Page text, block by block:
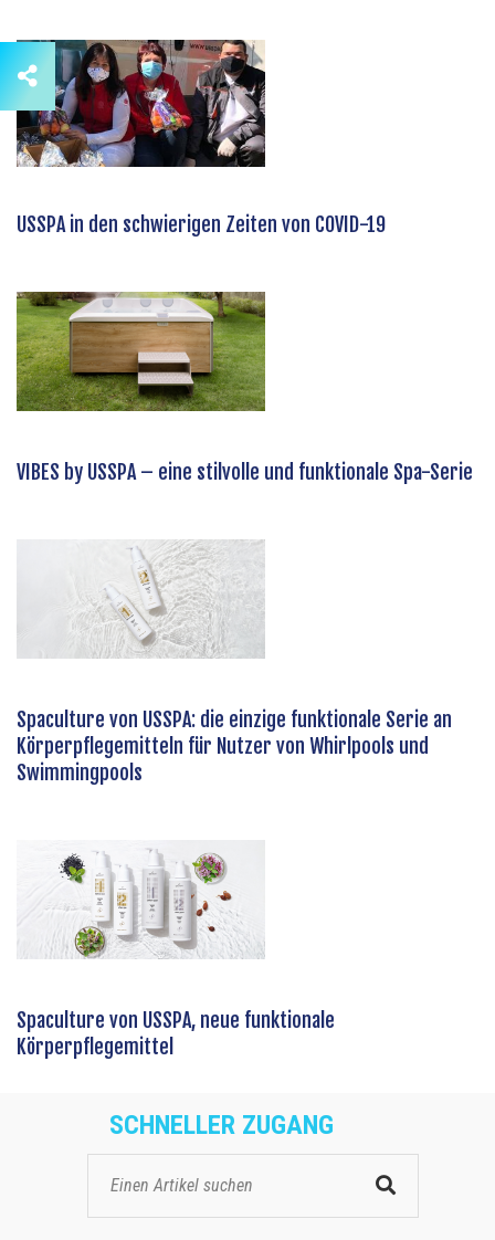
USSPA in den schwierigen Zeiten von COVID-19
VIBES by USSPA – eine stilvolle und funktionale Spa-Serie
Spaculture von USSPA: die einzige funktionale Serie an
Körperpflegemitteln für Nutzer von Whirlpools und
Swimmingpools
Spaculture von USSPA, neue funktionale
Körperpflegemittel
SCHNELLER ZUGANG